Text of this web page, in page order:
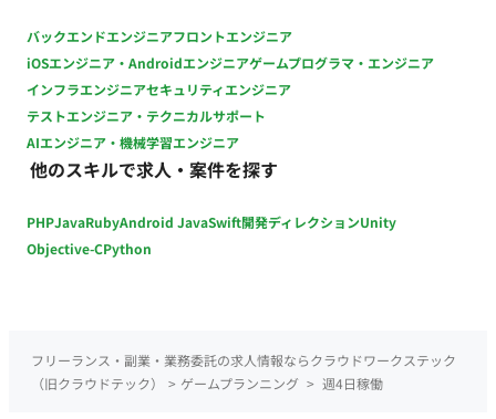
バックエンドエンジニアフロントエンジニア
iOSエンジニア・Androidエンジニアゲームプログラマ・エンジニア
インフラエンジニアセキュリティエンジニア
テストエンジニア・テクニカルサポート
AIエンジニア・機械学習エンジニア
他のスキルで求人・案件を探す
PHPJavaRubyAndroid JavaSwift開発ディレクションUnity
Objective-CPython
フリーランス・副業・業務委託の求人情報ならクラウドワークステック
（旧クラウドテック）
> ゲームプランニング > 週4日稼働